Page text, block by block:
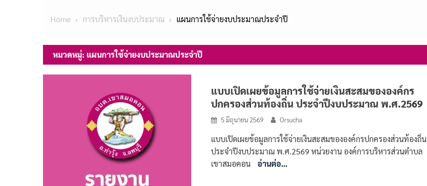
Home การบริหารเงินงบประมาณ แผนการใช้จ่ายงบประมาณประจำปี
หมวดหมู่: แผนการใช้จ่ายงบประมาณประจำปี
แบบเปิดเผยข้อมูลการใช้จ่ายเงินสะสมขององค์กร
ปกครองส่วนท้องถิ่น ประจำปีงบประมาณ พ.ศ.2569
5 มิถุนายน 2569 Orsucha
แบบเปิดเผยข้อมูลการใช้จ่ายเงินสะสมขององค์กรปกครองส่วนท้องถิ่น
ประจำปีงบประมาณ พ.ศ.2569 หน่วยงาน องค์การบริหารส่วนตำบล
เขาสมอคอน
อ่านต่อ…